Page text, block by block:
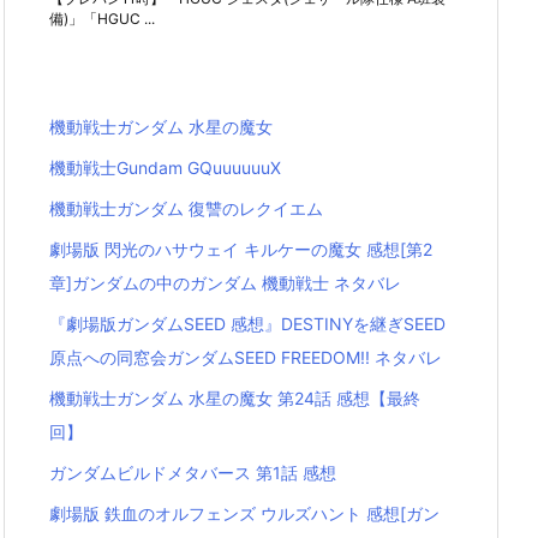
備)」「HGUC ...
機動戦士ガンダム 水星の魔女
機動戦士Gundam GQuuuuuuX
機動戦士ガンダム 復讐のレクイエム
劇場版 閃光のハサウェイ キルケーの魔女 感想[第2
章]ガンダムの中のガンダム 機動戦士 ネタバレ
『劇場版ガンダムSEED 感想』DESTINYを継ぎSEED
原点への同窓会ガンダムSEED FREEDOM!! ネタバレ
機動戦士ガンダム 水星の魔女 第24話 感想【最終
回】
ガンダムビルドメタバース 第1話 感想
劇場版 鉄血のオルフェンズ ウルズハント 感想[ガン